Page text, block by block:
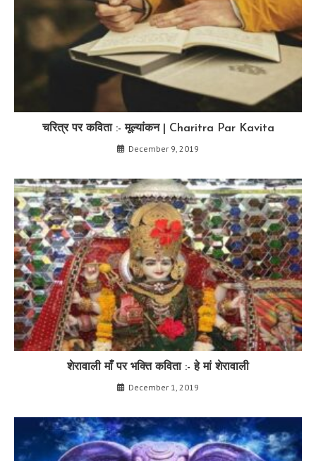
चरित्र पर कविता :- मूल्यांकन | Charitra Par Kavita
December 9, 2019
शेरावाली माँ पर भक्ति कविता :- हे मां शेरावाली
December 1, 2019